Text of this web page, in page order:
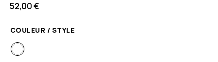
52,00€
COULEUR / STYLE